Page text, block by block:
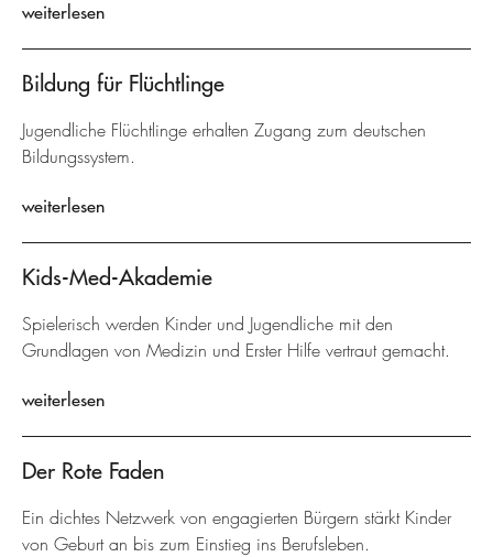
weiterlesen
Bildung für Flüchtlinge
Jugendliche Flüchtlinge erhalten Zugang zum deutschen
Bildungssystem.
weiterlesen
Kids-Med-Akademie
Spielerisch werden Kinder und Jugendliche mit den
Grundlagen von Medizin und Erster Hilfe vertraut gemacht.
weiterlesen
Der Rote Faden
Ein dichtes Netzwerk von engagierten Bürgern stärkt Kinder
von Geburt an bis zum Einstieg ins Berufsleben.